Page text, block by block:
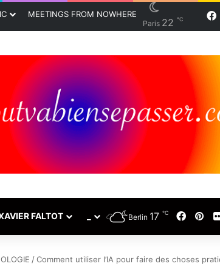
MEETINGS FROM NOWHERE
Paris 22 ℃
FALTOT Berlin 17 ℃
/ Comment utiliser l’IA pour faire des choses